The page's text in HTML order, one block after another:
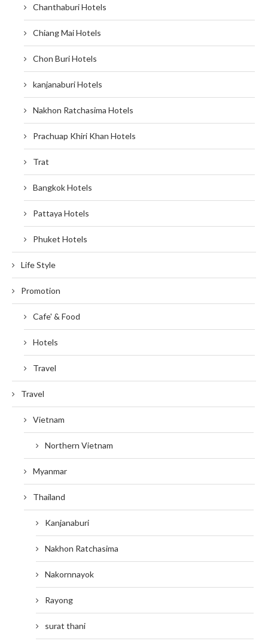
Chanthaburi Hotels
Chiang Mai Hotels
Chon Buri Hotels
kanjanaburi Hotels
Nakhon Ratchasima Hotels
Prachuap Khiri Khan Hotels
Trat
Bangkok Hotels
Pattaya Hotels
Phuket Hotels
Life Style
Promotion
Cafe' & Food
Hotels
Travel
Travel
Vietnam
Northern Vietnam
Myanmar
Thailand
Kanjanaburi
Nakhon Ratchasima
Nakornnayok
Rayong
surat thani